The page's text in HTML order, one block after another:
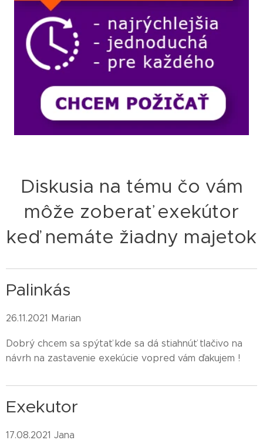
Diskusia na tému čo vám
môže zoberať exekútor
keď nemáte žiadny majetok
Palinkás
26.11.2021 Marian
Dobrý chcem sa spýtať kde sa dá stiahnúť tlačivo na
návrh na zastavenie exekúcie vopred vám ďakujem !
Exekutor
17.08.2021 Jana